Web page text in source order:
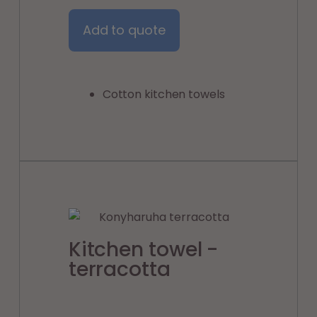
Add to quote
Cotton kitchen towels
Kitchen towel -
terracotta